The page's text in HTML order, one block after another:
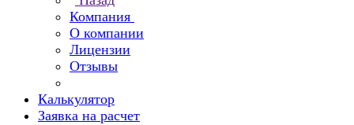
Компания
О компании
Лицензии
Отзывы
Калькулятор
Заявка на расчет